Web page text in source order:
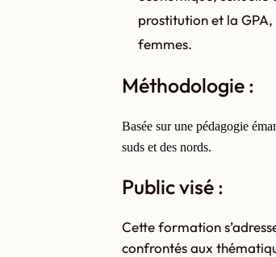
prostitution et la
femmes.
Méthodologie :
Basée sur une pédagogie
suds et des nords.
Public visé :
Cette formation
confrontés aux